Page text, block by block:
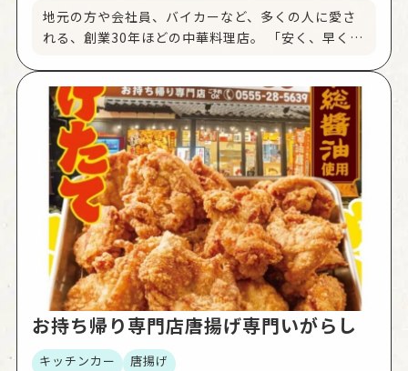
地元の方や会社員、バイカーなど、多くの人に愛さ
れる、創業30年ほどの中華料理店。 「安く、早く、
うマスターの思いがこもった料理は、どれも絶品で
す。 人気メニューは「唐揚げ」で、熱々の餡がかか
った具沢山の「広東麺」もおすすめです！
お持ち帰り専門店唐揚げ専門いがらし
キッチンカー 唐揚げ